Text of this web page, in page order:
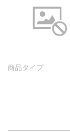
商品タイプ